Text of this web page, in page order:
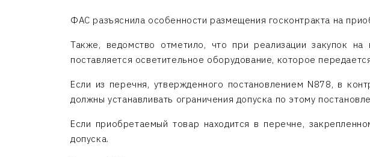
ФАС разъяснила особенности размещения госконтракта на
Также, ведомство отметило, что при реализации закупок
поставляется осветительное оборудование, которое
Если из перечня, утвержденного постановлением N878, в
должны устанавливать ограничения допуска по этому
Если приобретаемый товар находится в перечне,
допуска.